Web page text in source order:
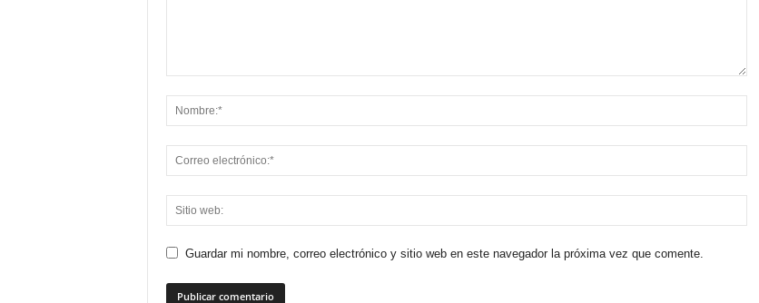
Guardar mi nombre, correo electrónico y sitio web en este navegador la próxima vez que comente.